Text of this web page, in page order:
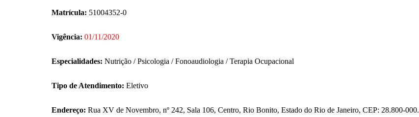
Matrícula: 51004352-0
Vigência: 01/11/2020
Especialidades: Nutrição / Psicologia / Fonoaudiologia / Terapia Ocupacional
Tipo de Atendimento: Eletivo
Endereço: Rua XV de Novembro, nº 242, Sala 106, Centro, Rio Bonito, Estado do Rio de Janeiro, CEP: 28.800-000.